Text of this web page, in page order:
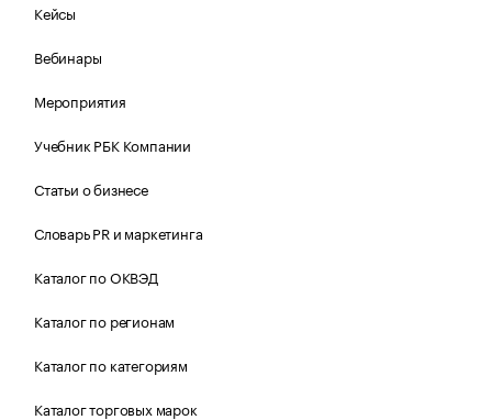
Кейсы
Вебинары
Мероприятия
Учебник РБК Компании
Статьи о бизнесе
Словарь PR и маркетинга
Каталог по ОКВЭД
Каталог по регионам
Каталог по категориям
Каталог торговых марок